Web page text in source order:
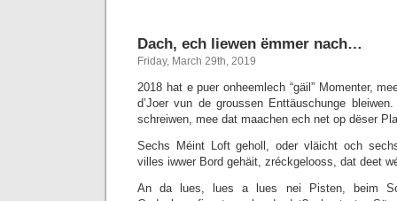
Dach, ech liewen ëmmer nach…
Friday, March 29th, 2019
2018 hat e puer onheemlech “gäil” Momenter,
d’Joer vun de groussen Enttäuschunge
schreiwen, mee dat maachen ech net op dëser
Sechs Méint Loft geholl, oder vläicht och
villes iwwer Bord gehäit, zréckgelooss, dat deet
An da lues, lues a lues nei Pisten, beim